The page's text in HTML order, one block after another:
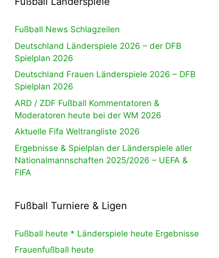
Fußball News Schlagzeilen
Deutschland Länderspiele 2026 – der DFB
Spielplan 2026
Deutschland Frauen Länderspiele 2026 – DFB
Spielplan 2026
ARD / ZDF Fußball Kommentatoren &
Moderatoren heute bei der WM 2026
Aktuelle Fifa Weltrangliste 2026
Ergebnisse & Spielplan der Länderspiele aller
Nationalmannschaften 2025/2026 – UEFA &
FIFA
Fußball Turniere & Ligen
Fußball heute * Länderspiele heute Ergebnisse
Frauenfußball heute